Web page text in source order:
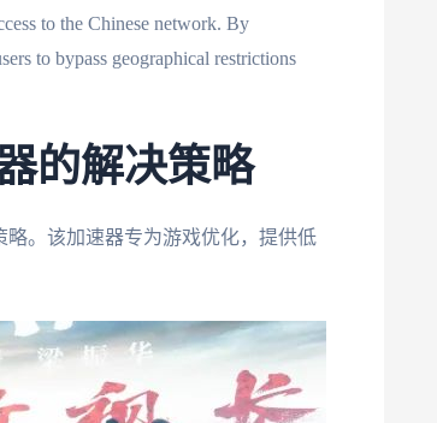
to the Chinese network. By
to bypass geographical restrictions
的解决策略
。该加速器专为游戏优化，提供低